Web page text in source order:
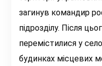
загинув командир
підрозділу. Після
перемістилися у
будинках місцевих